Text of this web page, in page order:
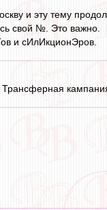
и эту тему
свой №. Это важно.
и сИлИкционЭров.